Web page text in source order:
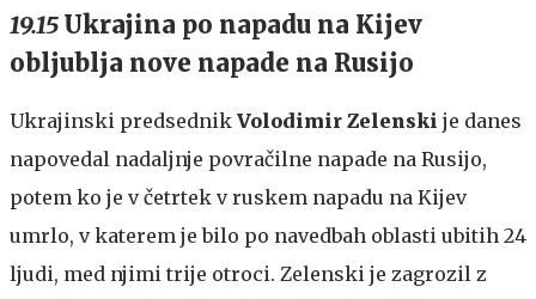
19.15 Ukrajina po napadu na Kijev
obljublja nove napade na Rusijo
Ukrajinski predsednik Volodimir Zelenski je danes
napovedal nadaljnje povračilne napade na Rusijo,
potem ko je v četrtek v ruskem napadu na Kijev
umrlo, v katerem je bilo po navedbah oblasti ubitih 24
ljudi, med njimi trije otroci. Zelenski je zagrozil z